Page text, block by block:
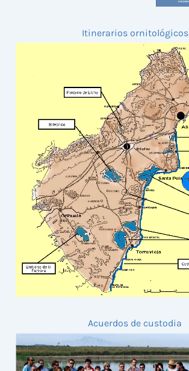
Itinerarios ornitológicos
Acuerdos de custodia